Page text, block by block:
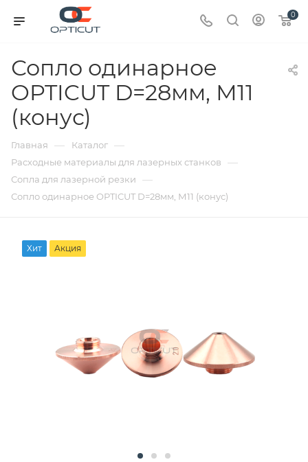
0
Сопло одинарное
OPTICUT D=28мм, М11
(конус)
Главная — Каталог —
Расходные материалы для лазерных станков —
Сопла для лазерной резки —
Сопло одинарное OPTICUT D=28мм, М11 (конус)
Хит Акция